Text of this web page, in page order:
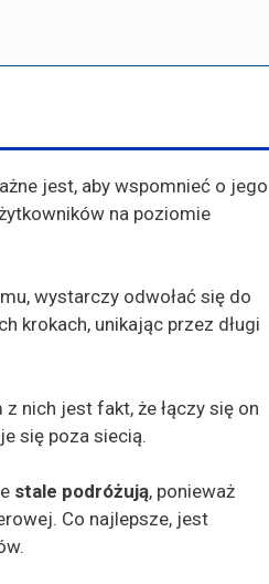
jest, aby wspomnieć o jego
na poziomie
wystarczy odwołać się do
krokach, unikając przez długi
z nich jest fakt, że łączy się on
się poza siecią.
stale podróżują, ponieważ
Co najlepsze, jest